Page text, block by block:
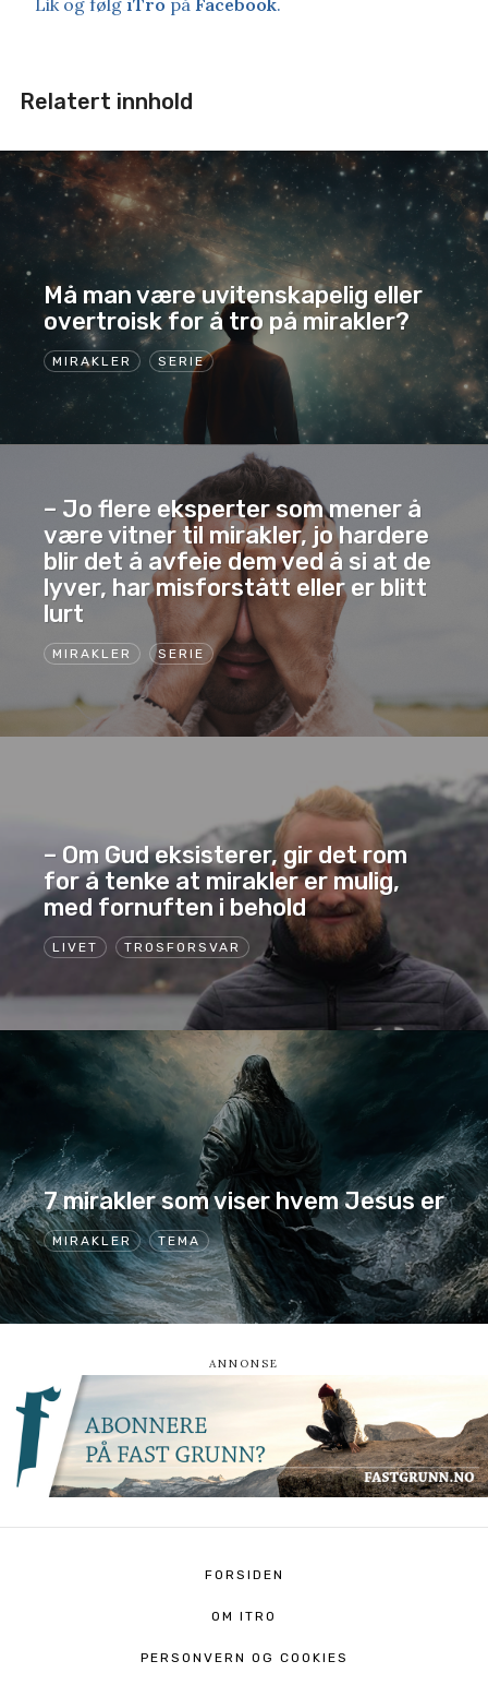
Relatert innhold
MIRAKLER SERIE
Må man være uvitenskapelig eller
overtroisk for å tro på mirakler?
MIRAKLER SERIE
– Jo flere eksperter som mener å
være vitner til mirakler, jo hardere
blir det å avfeie dem ved å si at de
lyver, har misforstått eller er blitt
lurt
LIVET TROSFORSVAR
– Om Gud eksisterer, gir det rom
for å tenke at mirakler er mulig,
med fornuften i behold
MIRAKLER TEMA
7 mirakler som viser hvem Jesus er
FORSIDEN
OM ITRO
PERSONVERN OG COOKIES